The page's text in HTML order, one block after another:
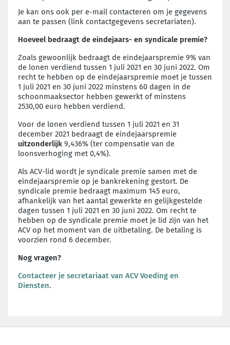
Je kan ons ook per e-mail contacteren om je gegevens
aan te passen (link contactgegevens secretariaten).
Hoeveel bedraagt de eindejaars- en syndicale premie?
Zoals gewoonlijk bedraagt de eindejaarspremie 9% van
de lonen verdiend tussen 1 juli 2021 en 30 juni 2022. Om
recht te hebben op de eindejaarspremie moet je tussen
1 juli 2021 en 30 juni 2022 minstens 60 dagen in de
schoonmaaksector hebben gewerkt of minstens
2530,00 euro hebben verdiend.
Voor de lonen verdiend tussen 1 juli 2021 en 31
december 2021 bedraagt de eindejaarspremie
uitzonderlijk 9,436% (ter compensatie van de
loonsverhoging met 0,4%).
Als ACV-lid wordt je syndicale premie samen met de
eindejaarspremie op je bankrekening gestort. De
syndicale premie bedraagt maximum 145 euro,
afhankelijk van het aantal gewerkte en gelijkgestelde
dagen tussen 1 juli 2021 en 30 juni 2022. Om recht te
hebben op de syndicale premie moet je lid zijn van het
ACV op het moment van de uitbetaling. De betaling is
voorzien rond 6 december.
Nog vragen?
Contacteer je secretariaat van ACV Voeding en
Diensten.